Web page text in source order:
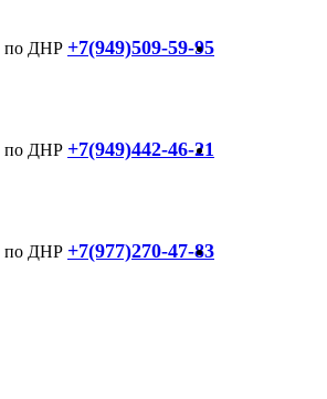
+7(949)509-59-95
+7(949)442-46-21
+7(977)270-47-83